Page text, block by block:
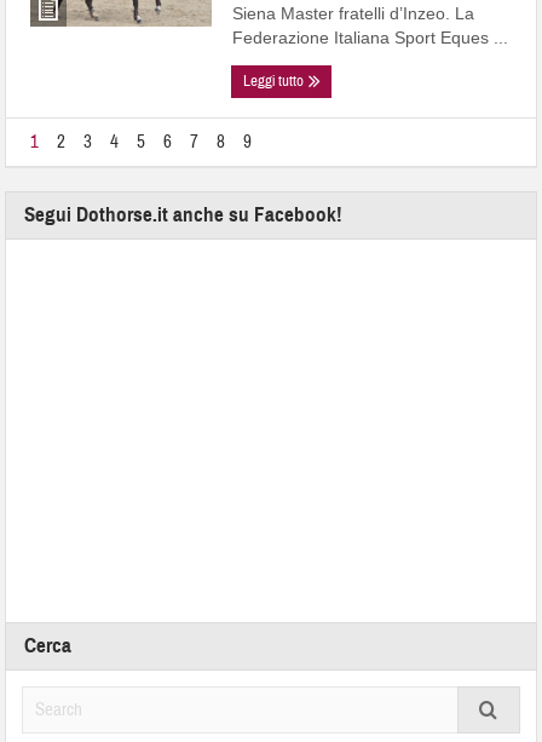
Siena Master fratelli d’Inzeo. La
Federazione Italiana Sport Eques ...
Leggi tutto
1 2 3 4 5 6 7 8 9
Segui Dothorse.it anche su Facebook!
Cerca